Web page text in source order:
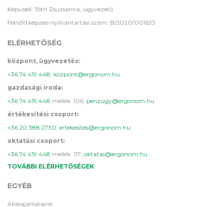
Képviseli: Tóth Zsuzsanna, ügyvezető
Felnőttképzési nyilvántartási szám: B/2020/001633
ELÉRHETŐSÉG
központ, ügyvezetés:
+36 74 419 448; kozpont@ergonom.hu
gazdasági iroda:
+36 74 419 448 mellék: 106; penzugy@ergonom.hu
értékesítési csoport:
+36 20 388 2730; ertekesites@ergonom.hu
oktatási csoport:
+36 74 419 448 mellék: 117; oktatas@ergonom.hu
TOVÁBBI ELÉRHETŐSÉGEK
EGYÉB
Állásajánlataink